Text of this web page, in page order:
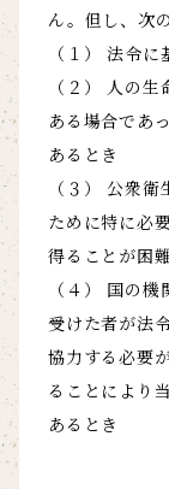
ん。但し、次
（１） 法令
（２） 人の
ある場合であ
あるとき
（３） 公衆
ために特に必
得ることが困
（４） 国の
受けた者が法
協力する必要
ることにより
あるとき